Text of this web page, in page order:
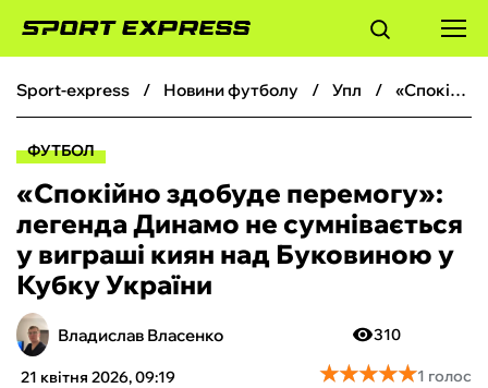
ФУТБОЛ
БОКС
ХОКЕЙ
ТЕНІС
sport-express новини футболу упл «Спокійно здобуде перемогу‎»: легенда Динамо не сумнівається у виграші киян над Буковиною у Кубку України
ФУТБОЛ
«Спокійно здобуде перемогу‎»:
легенда Динамо не сумнівається
у виграші киян над Буковиною у
Кубку України
Владислав Власенко
21 квітня 2026, 09:19
310
★★★★★
★★★★★1 голос